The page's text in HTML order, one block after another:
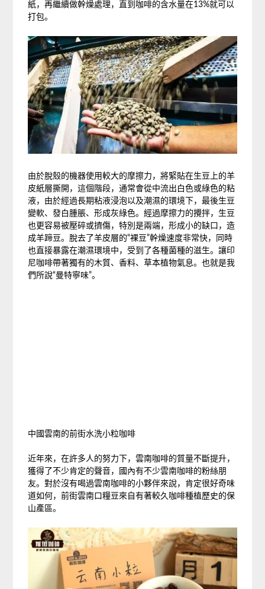
紙，再繼續做幹燥處理，直到咖啡的含水量在13%就可以
打包。
由於脫殼的機器使用較大的摩擦力，將緊貼在生豆上的羊
皮紙層撕開，這個階段，通常會從中流出白色或綠色的粘
液，由於經過長期粘液浸泡以及潮濕的環境下，最後生豆
變軟、發白腫脹、形成灰綠色。經過摩擦力的攪拌，生豆
也更容易被壓碎或擠傷，特別是兩端，形成小的缺口，造
成羊蹄豆。脫去了羊皮層的“裸豆”幹燥速度非常快，同時
也直接暴露在潮濕環境中，受到了各種菌種的滋生。讓印
尼咖啡帶著獨有的木質、香料、草本植物氣息。也就是我
們所說“曼特寧味”。
中國雲南的前街水洗小粒咖啡
近年來，在許多人的努力下，雲南咖啡的質量不斷提升，
獲得了不少肯定的聲音，國內有不少雲南咖啡的粉絲朋
友。對於沒有喝過雲南咖啡的小夥伴來說，肯定很好奇味
道如何，前街雲南口糧豆來自有著較久咖啡種植歷史的保
山產區。